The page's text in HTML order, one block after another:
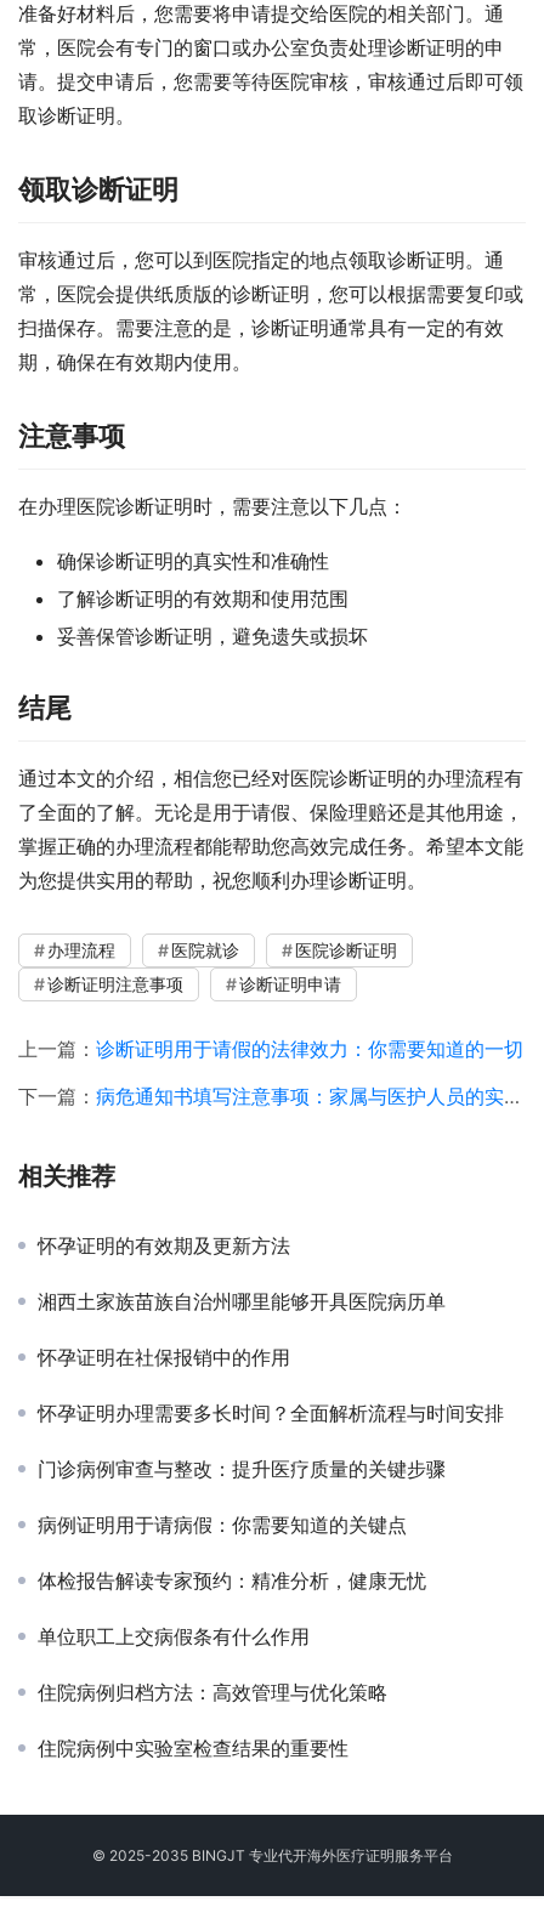
准备好材料后，您需要将申请提交给医院的相关部门。通
常，医院会有专门的窗口或办公室负责处理诊断证明的申
请。提交申请后，您需要等待医院审核，审核通过后即可领
取诊断证明。
领取诊断证明
审核通过后，您可以到医院指定的地点领取诊断证明。通
常，医院会提供纸质版的诊断证明，您可以根据需要复印或
扫描保存。需要注意的是，诊断证明通常具有一定的有效
期，确保在有效期内使用。
注意事项
在办理医院诊断证明时，需要注意以下几点：
确保诊断证明的真实性和准确性
了解诊断证明的有效期和使用范围
妥善保管诊断证明，避免遗失或损坏
结尾
通过本文的介绍，相信您已经对医院诊断证明的办理流程有
了全面的了解。无论是用于请假、保险理赔还是其他用途，
掌握正确的办理流程都能帮助您高效完成任务。希望本文能
为您提供实用的帮助，祝您顺利办理诊断证明。
办理流程 医院就诊
医院诊断证明
诊断证明注意事项
诊断证明申请
上一篇： 诊断证明用于请假的法律效力：你需要知道的一切
下一篇： 病危通知书填写注意事项：家属与医护人员的实用指南
相关推荐
怀孕证明的有效期及更新方法
湘西土家族苗族自治州哪里能够开具医院病历单
怀孕证明在社保报销中的作用
怀孕证明办理需要多长时间？全面解析流程与时间安排
门诊病例审查与整改：提升医疗质量的关键步骤
病例证明用于请病假：你需要知道的关键点
体检报告解读专家预约：精准分析，健康无忧
单位职工上交病假条有什么作用
住院病例归档方法：高效管理与优化策略
住院病例中实验室检查结果的重要性
© 2025-2035 BINGJT 专业代开海外医疗证明服务平台